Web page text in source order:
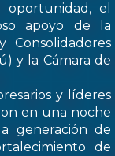
oportunidad, el
apoyo de la
y la Cámara de
y líderes
en una noche
generación de
de